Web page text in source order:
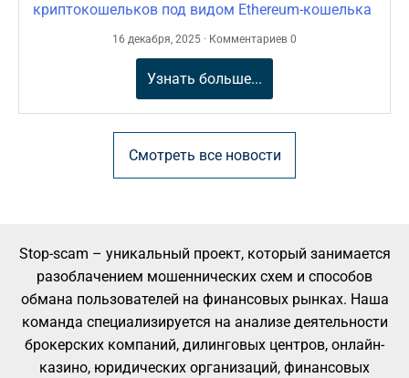
криптокошельков под видом Ethereum-кошелька
16 декабря, 2025 · Комментариев 0
Узнать больше...
Смотреть все новости
Stop-scam – уникальный проект, который занимается
разоблачением мошеннических схем и способов
обмана пользователей на финансовых рынках. Наша
команда специализируется на анализе деятельности
брокерских компаний, дилинговых центров, онлайн-
казино, юридических организаций, финансовых